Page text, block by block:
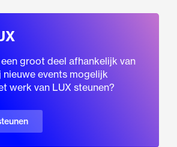
groot deel afhankelijk van
nieuwe events mogelijk
werk van LUX steunen?